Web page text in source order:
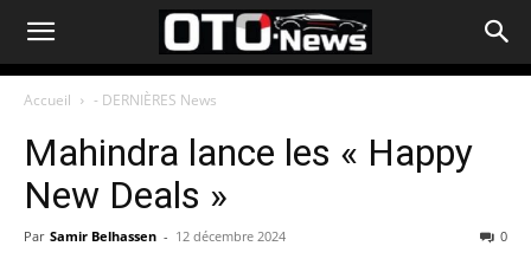
Accueil - DERNIÈRES News
Mahindra lance les « Happy
New Deals »
Par Samir Belhassen - 12 décembre 2024 0